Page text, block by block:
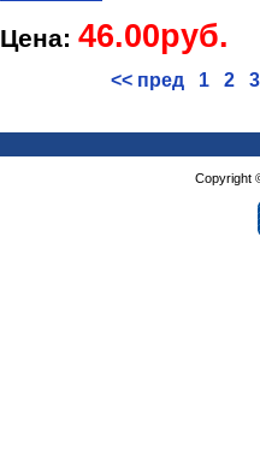
Цена: 46.00руб.
<< пред 1 2 3
Copyright